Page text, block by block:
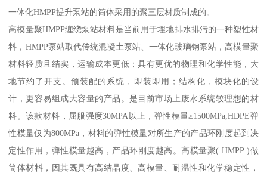
一体化HMPP提升泵站的筒体采用的聚三层材质制成的。
高模量聚HMPP缠绕泵站材料是当前用于埋地排水排污的一种塑性材
料，HMPP泵站取代传统混凝土泵站、一体化玻璃钢泵站，高模量聚
材料轻质且结实，运输成本更低；具有更优的物理和化学性能，大
地节约了开支。预装配的系统，即装即用；结构化，模块化的设
计，更容易组成大容量的产品。是目前市场上废水系统较理想的材
料。该款材料，屈服强度30MPA以上，弹性模量≥1500MPa,HDPE弹
性模量仅为800MPa，材料的弹性模量对所生产的产品环刚度起到决
定性作用，弹性模量越高，产品环刚度越高。高模量聚( HMPP )做
筒体材料，因其既具有高结晶度、高模量、耐温性和化学稳定性，